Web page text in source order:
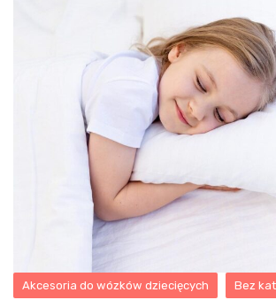
Akcesoria do wózków dziecięcych Bez